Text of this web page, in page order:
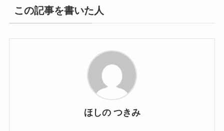
この記事を書いた人
ほしの つきみ